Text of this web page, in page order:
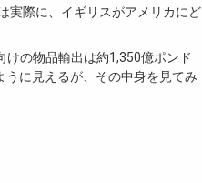
実際に、イギリスがアメリカにど
の物品輸出は約1,350億ポンド
に見えるが、その中身を見てみ